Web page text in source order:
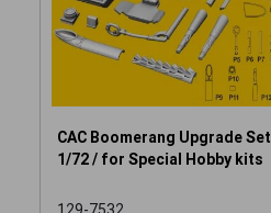
CAC Boomerang Upgrade Set
1/72 / for Special Hobby kits